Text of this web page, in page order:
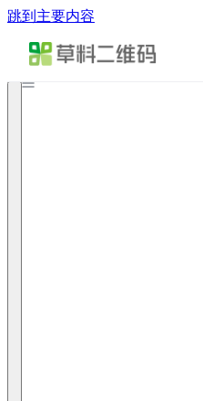
跳到主要内容